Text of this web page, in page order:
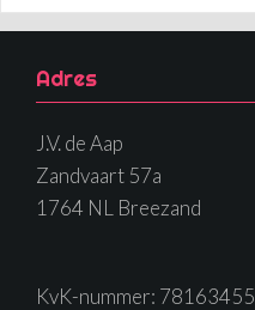
Adres
J.V. de Aap
Zandvaart 57a
1764 NL Breezand
KvK-nummer: 78163455